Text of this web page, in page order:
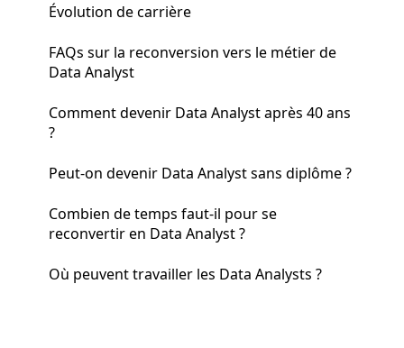
Évolution de carrière
FAQs sur la reconversion vers le métier de
Data Analyst
Comment devenir Data Analyst après 40 ans
?
Peut-on devenir Data Analyst sans diplôme ?
Combien de temps faut-il pour se
reconvertir en Data Analyst ?
Où peuvent travailler les Data Analysts ?